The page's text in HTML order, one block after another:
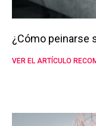
¿Cómo peinarse
VER EL ARTÍCULO